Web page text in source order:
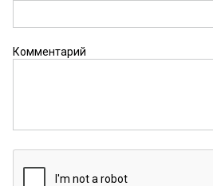
Комментарий